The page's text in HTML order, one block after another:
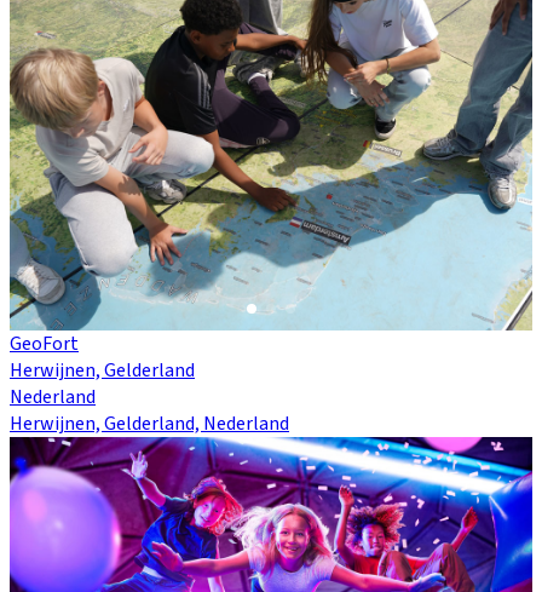
GeoFort
Herwijnen, Gelderland
Nederland
Herwijnen, Gelderland, Nederland